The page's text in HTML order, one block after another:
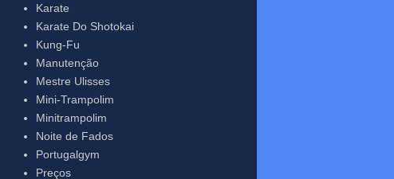
Karate
Karate Do Shotokai
Kung-Fu
Manutenção
Mestre Ulisses
Mini-Trampolim
Minitrampolim
Noite de Fados
Portugalgym
Preços